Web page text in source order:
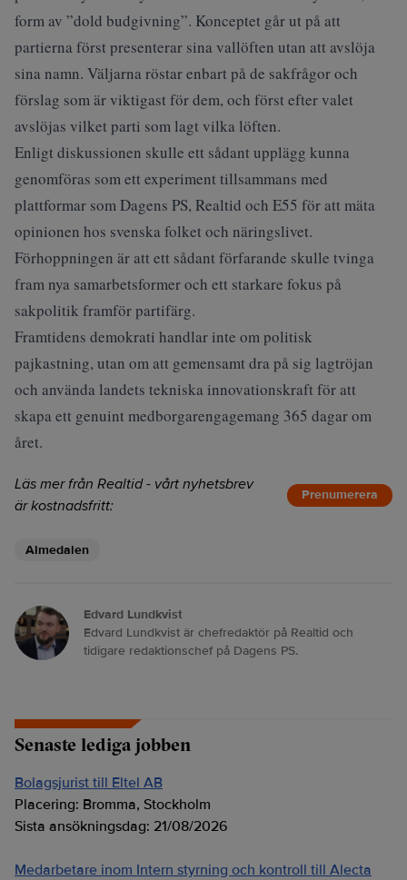
form av ”dold budgivning”. Konceptet går ut på att
partierna först presenterar sina vallöften utan att avslöja
sina namn. Väljarna röstar enbart på de sakfrågor och
förslag som är viktigast för dem, och först efter valet
avslöjas vilket parti som lagt vilka löften.
Enligt diskussionen skulle ett sådant upplägg kunna
genomföras som ett experiment tillsammans med
plattformar som Dagens PS, Realtid och E55 för att mäta
opinionen hos svenska folket och näringslivet.
Förhoppningen är att ett sådant förfarande skulle tvinga
fram nya samarbetsformer och ett starkare fokus på
sakpolitik framför partifärg.
Framtidens demokrati handlar inte om politisk
pajkastning, utan om att gemensamt dra på sig lagtröjan
och använda landets tekniska innovationskraft för att
skapa ett genuint medborgarengagemang 365 dagar om
året.
Läs mer från Realtid - vårt nyhetsbrev
är kostnadsfritt:
Prenumerera
Almedalen
Edvard Lundkvist
Edvard Lundkvist är chefredaktör på Realtid och
tidigare redaktionschef på Dagens PS.
Senaste lediga jobben
Bolagsjurist till Eltel AB
Placering: Bromma, Stockholm
Sista ansökningsdag: 21/08/2026
Medarbetare inom Intern styrning och kontroll till Alecta